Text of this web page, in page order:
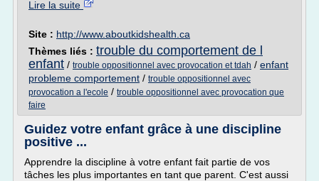
Lire la suite
Site : http://www.aboutkidshealth.ca
Thèmes liés : trouble du comportement de l
enfant / trouble oppositionnel avec provocation et tdah / enfant
probleme comportement / trouble oppositionnel avec
provocation a l'ecole / trouble oppositionnel avec provocation que
faire
Guidez votre enfant grâce à une discipline
positive ...
Apprendre la discipline à votre enfant fait partie de vos
tâches les plus importantes en tant que parent. C'est aussi